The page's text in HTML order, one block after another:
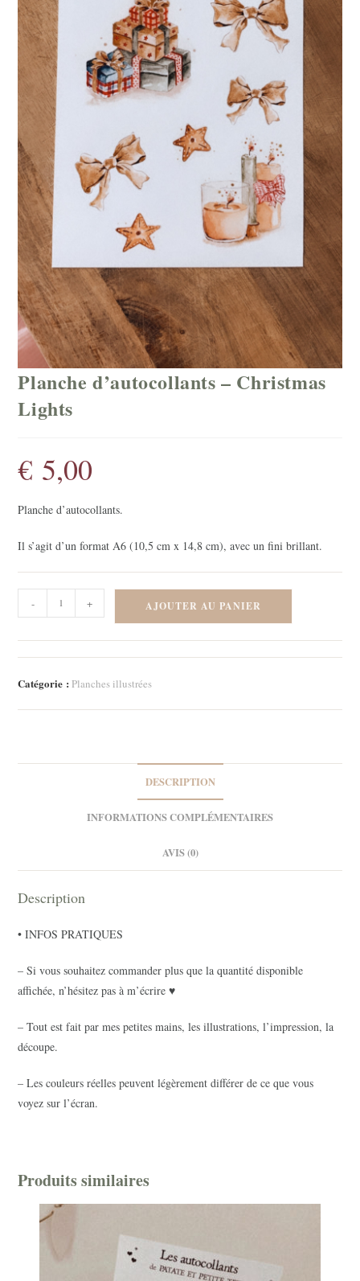
Planche d’autocollants – Christmas
Lights
€ 5,00
Planche d’autocollants.
Il s’agit d’un format A6 (10,5 cm x 14,8 cm), avec un fini brillant.
de
Planche
d'autocollants
-
- + AJOUTER AU PANIER
Catégorie : Planches illustrées
DESCRIPTION
INFORMATIONS COMPLÉMENTAIRES
AVIS (0)
Description
• INFOS PRATIQUES
– Si vous souhaitez commander plus que la quantité disponible
affichée, n’hésitez pas à m’écrire ♥
– Tout est fait par mes petites mains, les illustrations, l’impression, la
découpe.
– Les couleurs réelles peuvent légèrement différer de ce que vous
voyez sur l’écran.
Produits similaires